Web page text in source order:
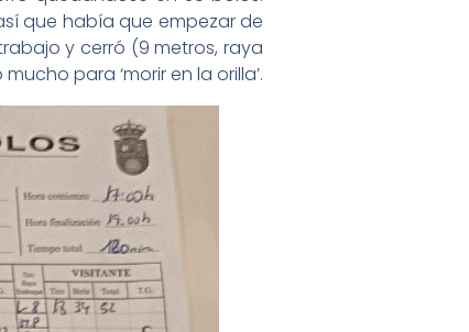
que había que empezar de
y cerró (9 metros, raya
para ‘morir en la orilla’.